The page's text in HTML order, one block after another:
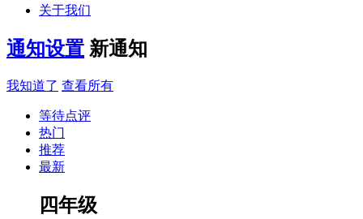
关于我们
通知设置 新通知
我知道了 查看所有
等待点评
热门
推荐
最新
四年级